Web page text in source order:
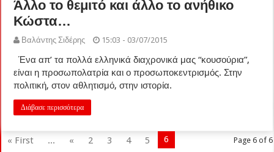
Άλλο το θεμιτό και άλλο το ανήθικο
Κώστα…
Βαλάντης Σιδέρης 15:03 - 03/07/2015
Ένα απ’ τα πολλά ελληνικά διαχρονικά μας “κουσούρια”,
είναι η προσωπολατρία και ο προσωποκεντρισμός. Στην
πολιτική, στον αθλητισμό, στην ιστορία.
Διάβασε περισσότερα
Page 6 of 6
« First ... « 2 3 4 5 6